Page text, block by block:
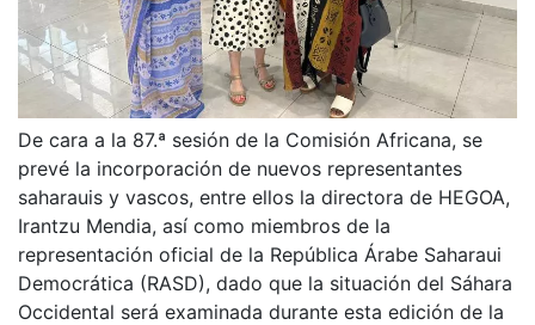
De cara a la 87.ª sesión de la Comisión Africana, se
prevé la incorporación de nuevos representantes
saharauis y vascos, entre ellos la directora de HEGOA,
Irantzu Mendia, así como miembros de la
representación oficial de la República Árabe Saharaui
Democrática (RASD), dado que la situación del Sáhara
Occidental será examinada durante esta edición de la